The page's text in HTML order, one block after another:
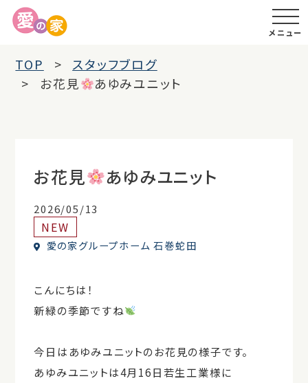
メニュー
TOP
スタッフブログ
お花見
あゆみユニット
お花見 あゆみユニット
2026/05/13
NEW
愛の家グループホーム 石巻蛇田
こんにちは！
新緑の季節ですね
今日はあゆみユニットのお花見の様子です。
あゆみユニットは4月16日若生工業様に